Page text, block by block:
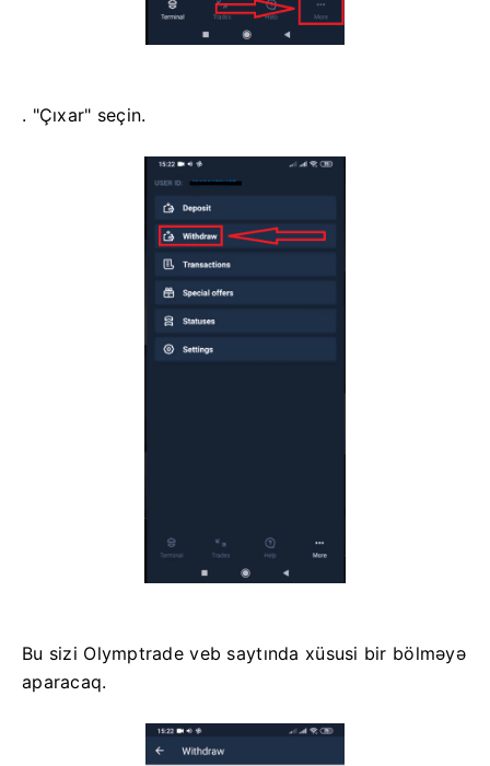
. "Çıxar" seçin.
Bu sizi Olymptrade veb saytında xüsusi bir bölməyə
aparacaq.